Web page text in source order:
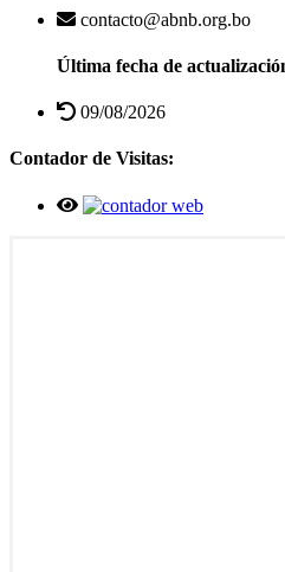
contacto@abnb.org.bo
Última fecha de
09/08/2026
Contador de Visitas: